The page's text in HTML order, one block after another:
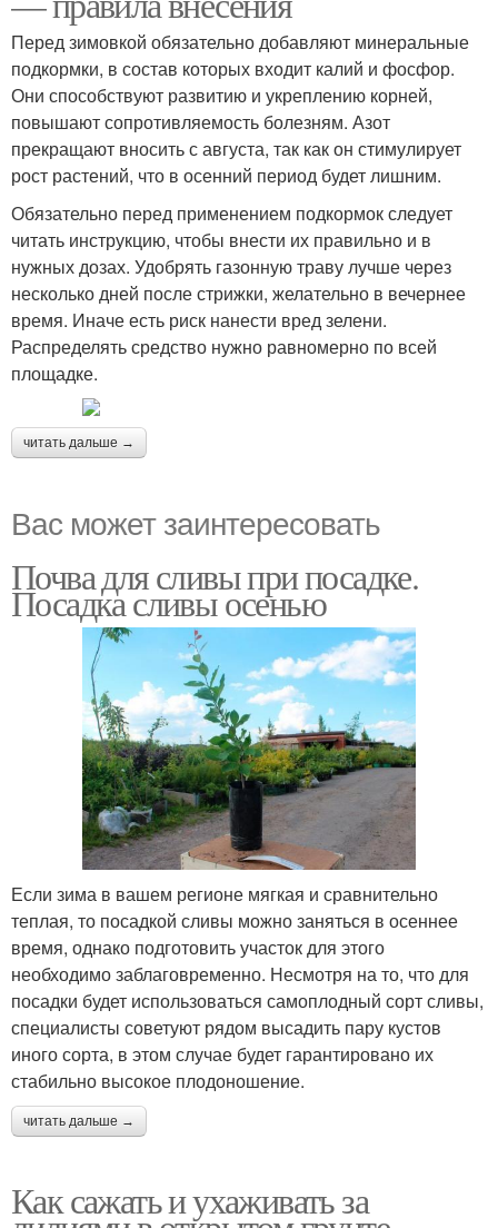
Перед зимовкой обязательно добавляют минеральные
подкормки, в состав которых входит калий и фосфор.
Они способствуют развитию и укреплению корней,
повышают сопротивляемость болезням. Азот
прекращают вносить с августа, так как он стимулирует
рост растений, что в осенний период будет лишним.
Обязательно перед применением подкормок следует
читать инструкцию, чтобы внести их правильно и в
нужных дозах. Удобрять газонную траву лучше через
несколько дней после стрижки, желательно в вечернее
время. Иначе есть риск нанести вред зелени.
Распределять средство нужно равномерно по всей
площадке.
читать дальше →
Вас может заинтересовать
Почва для сливы при посадке.
Посадка сливы осенью
Если зима в вашем регионе мягкая и сравнительно
теплая, то посадкой сливы можно заняться в осеннее
время, однако подготовить участок для этого
необходимо заблаговременно. Несмотря на то, что для
посадки будет использоваться самоплодный сорт сливы,
специалисты советуют рядом высадить пару кустов
иного сорта, в этом случае будет гарантировано их
стабильно высокое плодоношение.
читать дальше →
Как сажать и ухаживать за